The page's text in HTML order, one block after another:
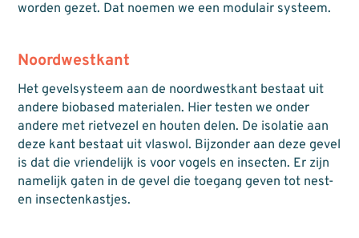
worden gezet. Dat noemen we een modulair systeem.
Noordwestkant
Het gevelsysteem aan de noordwestkant bestaat uit
andere biobased materialen. Hier testen we onder
andere met rietvezel en houten delen. De isolatie aan
deze kant bestaat uit vlaswol. Bijzonder aan deze gevel
is dat die vriendelijk is voor vogels en insecten. Er zijn
namelijk gaten in de gevel die toegang geven tot nest-
en insectenkastjes.